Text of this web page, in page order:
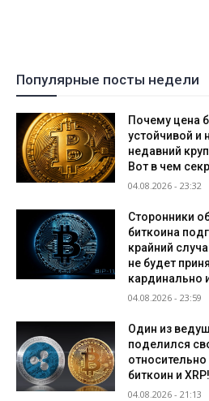
Популярные посты недели
Почему цена
устойчивой и
недавний
Вот в чем
04.08.2026 - 23:32
Сторонники
биткоина
крайний
не будет
кардинально
04.08.2026 - 23:59
Один из
поделился
биткоин и
04.08.2026 - 21:13